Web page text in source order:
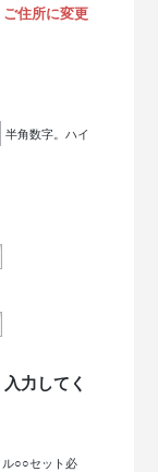
ご住所に変更
半角数字。ハイ
力してく
ル○○セット必